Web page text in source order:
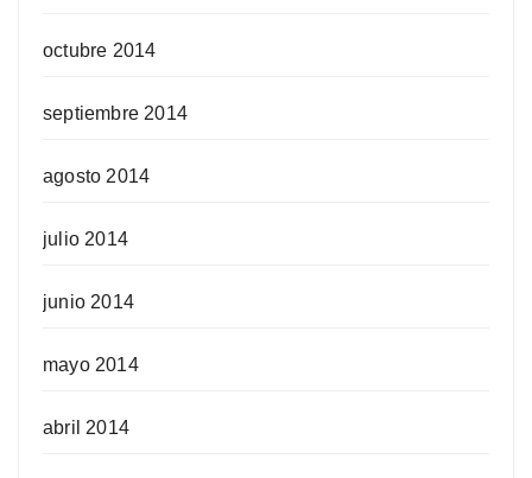
octubre 2014
septiembre 2014
agosto 2014
julio 2014
junio 2014
mayo 2014
abril 2014